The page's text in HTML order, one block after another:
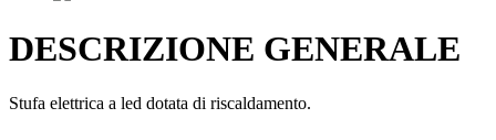
DESCRIZIONE GENERALE
Stufa elettrica a led dotata di riscaldamento.